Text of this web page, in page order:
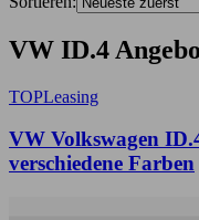
VW ID.4
TOPLeasing
VW Volkswagen
verschiedene Farben